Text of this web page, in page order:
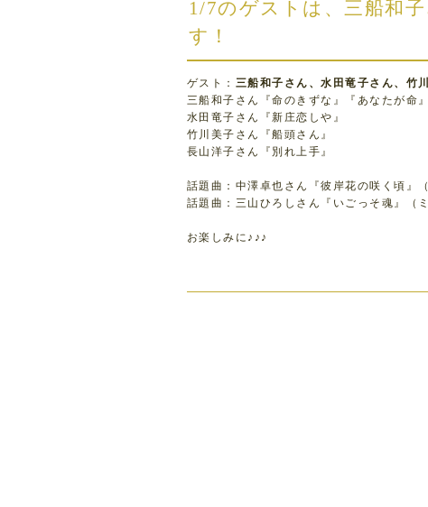
1/7のゲストは、三船和
す！
ゲスト： 三船和子さん、水田竜子さん、竹
三船和子さん『命のきずな』『あなたが命』
水田竜子さん『新庄恋しや』
竹川美子さん『船頭さん』
長山洋子さん『別れ上手』
話題曲：中澤卓也さん『彼岸花の咲く頃』
話題曲：三山ひろしさん『いごっそ魂』（
お楽しみに♪♪♪